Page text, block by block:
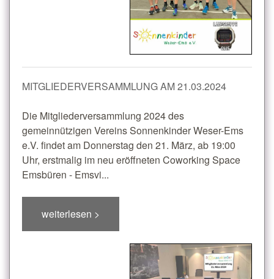
MITGLIEDERVERSAMMLUNG AM 21.03.2024
Die Mitgliederversammlung 2024 des
gemeinnützigen Vereins Sonnenkinder Weser-Ems
e.V. findet am Donnerstag den 21. März, ab 19:00
Uhr, erstmalig im neu eröffneten Coworking Space
Emsbüren - Emsvi...
weiterlesen >